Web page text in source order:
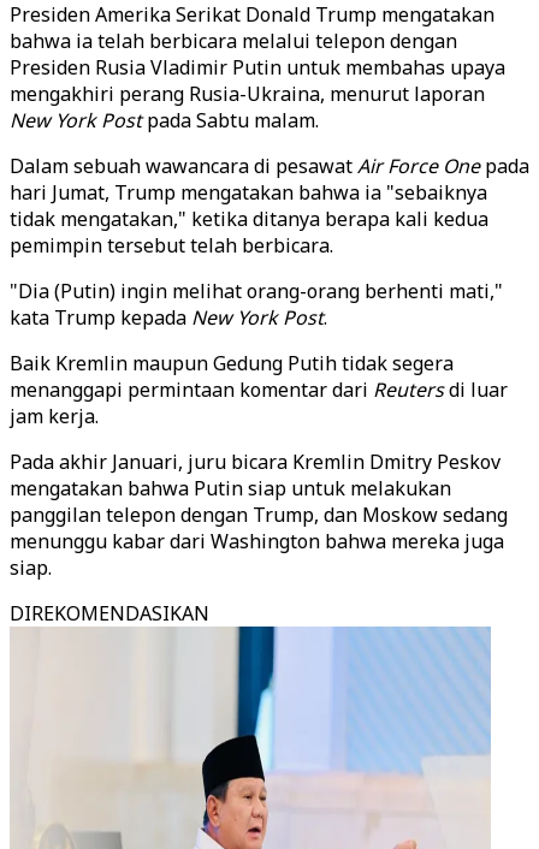
Presiden Amerika Serikat Donald Trump mengatakan
bahwa ia telah berbicara melalui telepon dengan
Presiden Rusia Vladimir Putin untuk membahas upaya
mengakhiri perang Rusia-Ukraina, menurut laporan
New York Postpada Sabtu malam.
Dalam sebuah wawancara di pesawatAir Force Onepada
hari Jumat, Trump mengatakan bahwa ia "sebaiknya
tidak mengatakan," ketika ditanya berapa kali kedua
pemimpin tersebut telah berbicara.
"Dia (Putin) ingin melihat orang-orang berhenti mati,"
kata Trump kepada New York Post.
Baik Kremlin maupun Gedung Putih tidak segera
menanggapi permintaan komentar dari Reutersdi luar
jam kerja.
Pada akhir Januari, juru bicara Kremlin Dmitry Peskov
mengatakan bahwa Putin siap untuk melakukan
panggilan telepon dengan Trump, dan Moskow sedang
menunggu kabar dari Washington bahwa mereka juga
siap.
DIREKOMENDASIKAN